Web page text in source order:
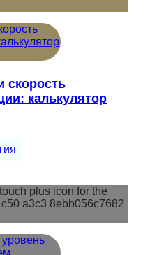
скорость
калькулятор